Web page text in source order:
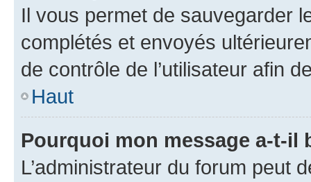
Il vous permet de sauvegarder
complétés et envoyés
de contrôle de l’utilisateur afin
Haut
Pourquoi mon message a-t-il
L’administrateur du forum peut